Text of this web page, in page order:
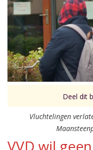
12.00 - 18.00 uur
Vorig uur
Inklappen
Deel dit
Vluchtelingen
VVD wil